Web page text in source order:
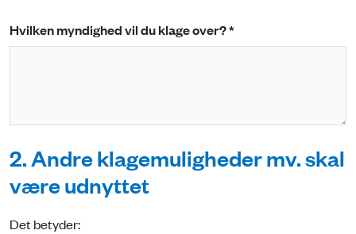
Hvilken myndighed vil du klage over? *
2. Andre klagemuligheder mv. skal
være udnyttet
Det betyder: